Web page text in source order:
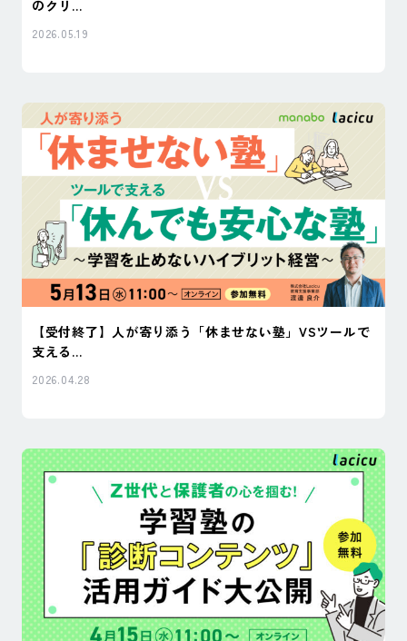
のクリ...
2026.05.19
【受付終了】人が寄り添う「休ませない塾」VSツールで
支える...
2026.04.28